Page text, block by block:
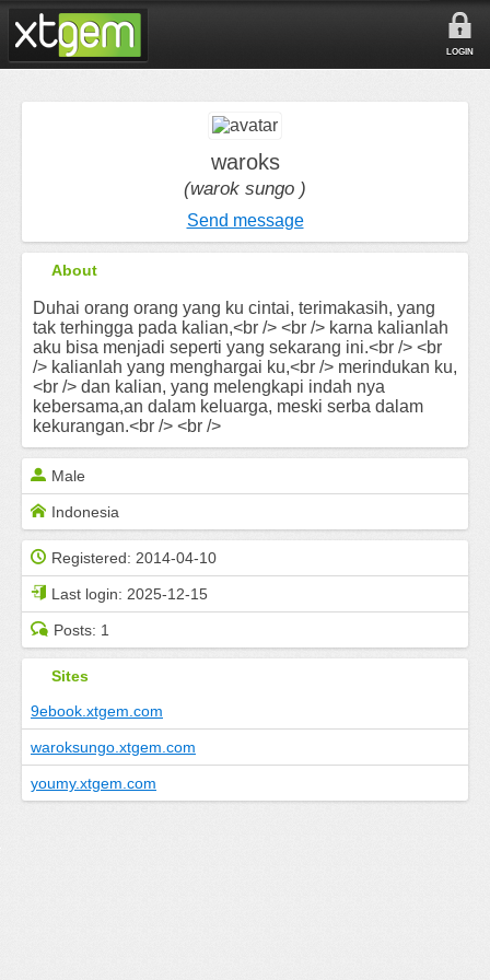
LOGIN
waroks
(warok sungo )
Send message
About
Duhai orang orang yang ku cintai, terimakasih, yang
tak terhingga pada kalian,<br /> <br /> karna kalianlah
aku bisa menjadi seperti yang sekarang ini.<br /> <br
/> kalianlah yang menghargai ku,<br /> merindukan ku,
<br /> dan kalian, yang melengkapi indah nya
kebersama,an dalam keluarga, meski serba dalam
kekurangan.<br /> <br />
Male
Indonesia
Registered: 2014-04-10
Last login: 2025-12-15
Posts: 1
Sites
9ebook.xtgem.com
waroksungo.xtgem.com
youmy.xtgem.com